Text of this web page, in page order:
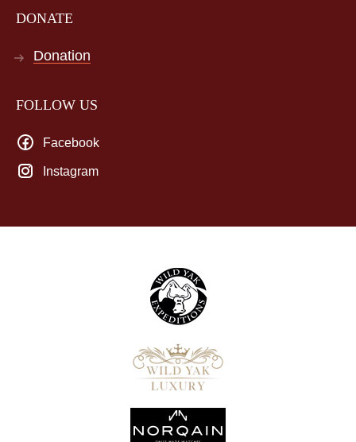
DONATE
Donation
FOLLOW US
Facebook
Instagram